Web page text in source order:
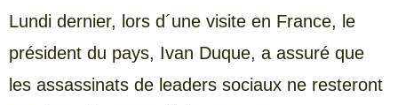
Lundi dernier, lors d´une visite en France, le
président du pays, Ivan Duque, a assuré que
les assassinats de leaders sociaux ne resteront